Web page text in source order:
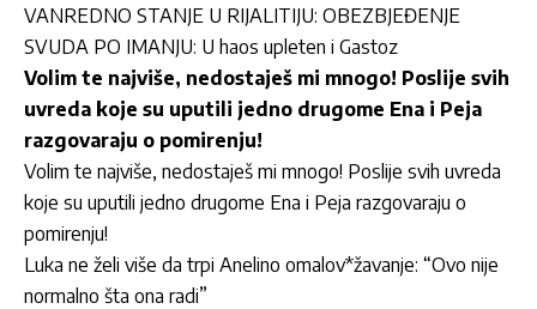
VANREDNO STANJE U RIJALITIJU: OBEZBJEĐENJE
SVUDA PO IMANJU: U haos upleten i Gastoz
Volim te najviše, nedostaješ mi mnogo! Poslije svih
uvreda koje su uputili jedno drugome Ena i Peja
razgovaraju o pomirenju!
Volim te najviše, nedostaješ mi mnogo! Poslije svih uvreda
koje su uputili jedno drugome Ena i Peja razgovaraju o
pomirenju!
Luka ne želi više da trpi Anelino omalov*žavanje: “Ovo nije
normalno šta ona radi”